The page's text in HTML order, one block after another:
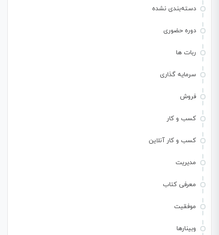
دسته‌بندی نشده
دوره حضوری
ربات ها
سرمایه گذاری
فروش
کسب و کار
کسب و کار آنلاین
مدیریت
معرفی کتاب
موفقیت
وبینارها